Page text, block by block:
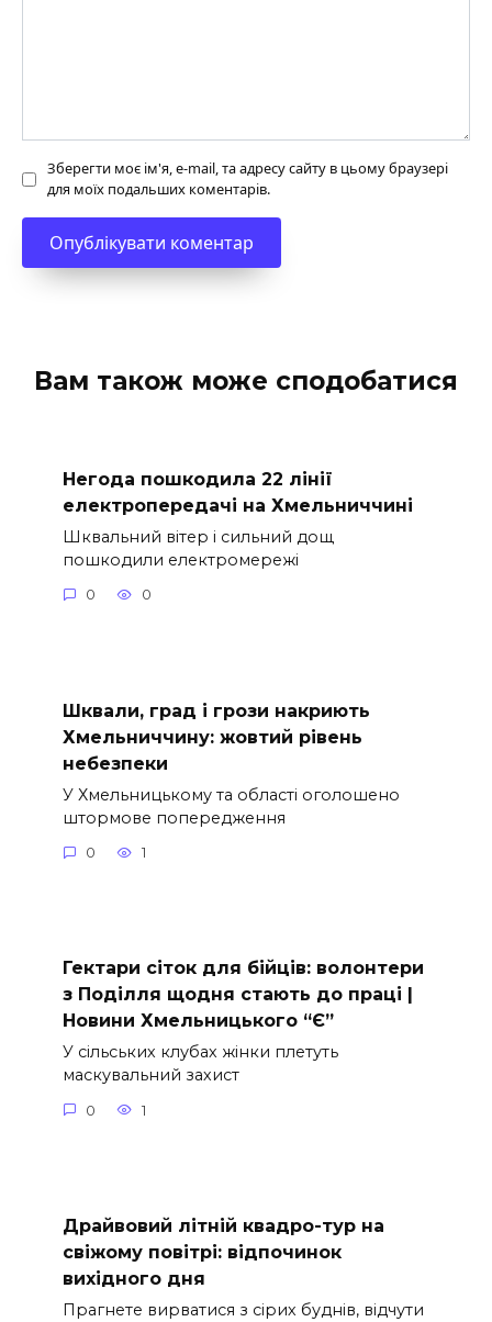
Зберегти моє ім'я, e-mail, та адресу сайту в цьому браузері
для моїх подальших коментарів.
Вам також може сподобатися
Негода пошкодила 22 лінії
електропередачі на Хмельниччині
Шквальний вітер і сильний дощ
пошкодили електромережі
0 0
Шквали, град і грози накриють
Хмельниччину: жовтий рівень
небезпеки
У Хмельницькому та області оголошено
штормове попередження
0 1
Гектари сіток для бійців: волонтери
з Поділля щодня стають до праці |
Новини Хмельницького “Є”
У сільських клубах жінки плетуть
маскувальний захист
0 1
Драйвовий літній квадро-тур на
свіжому повітрі: відпочинок
вихідного дня
Прагнете вирватися з сірих буднів, відчути